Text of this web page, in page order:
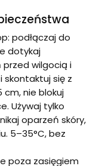
podłączaj do
dotykaj
przed wilgocią i
skontaktuj się z
cm, nie blokuj
Używaj tylko
oparzeń skóry,
5–35°C, bez
poza zasięgiem